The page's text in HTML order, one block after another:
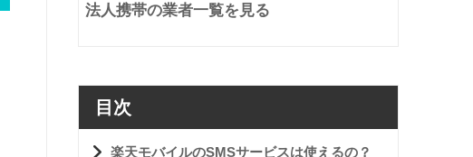
法人携帯の業者一覧を見る
目次
楽天モバイルのSMSサービスは使えるの？